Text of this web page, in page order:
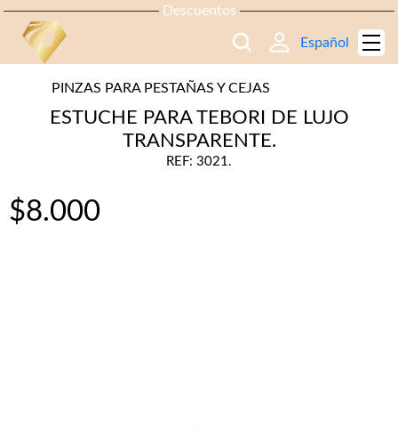
Descuentos
Español
PINZAS PARA PESTAÑAS Y CEJAS
ESTUCHE PARA TEBORI DE LUJO
TRANSPARENTE.
REF: 3021.
$8.000